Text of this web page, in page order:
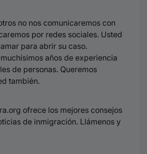
no nos comunicaremos con
por redes sociales. Usted
para abrir su caso.
años de experiencia
de personas. Queremos
también.
ofrece los mejores consejos
de inmigración. Llámenos y